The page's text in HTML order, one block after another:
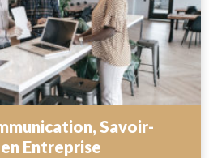
Savoir-
Entreprise